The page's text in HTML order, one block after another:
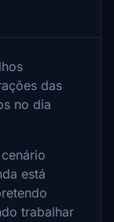
das
no dia
está
trabalhar